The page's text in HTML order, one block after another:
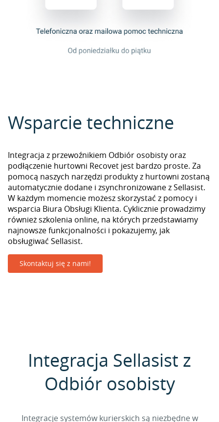
Wsparcie techniczne
Integracja z przewoźnikiem Odbiór osobisty oraz
podłączenie hurtowni Recovet jest bardzo proste. Za
pomocą naszych narzędzi produkty z hurtowni zostaną
automatycznie dodane i zsynchronizowane z Sellasist.
W każdym momencie możesz skorzystać z pomocy i
wsparcia Biura Obsługi Klienta. Cyklicznie prowadzimy
również szkolenia online, na których przedstawiamy
najnowsze funkcjonalności i pokazujemy, jak
obsługiwać Sellasist.
Skontaktuj się z nami!
Integracja Sellasist z
Odbiór osobisty
Integracje systemów kurierskich są niezbędne w